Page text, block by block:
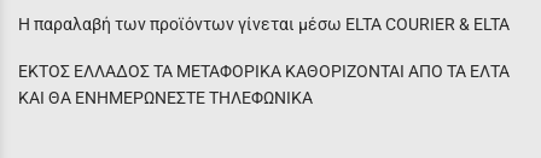
Η παραλαβή των προϊόντων γίνεται μέσω ELTA COURIER & ELTA
ΕΚΤΟΣ ΕΛΛΑΔΟΣ ΤΑ ΜΕΤΑΦΟΡΙΚΑ ΚΑΘΟΡΙΖΟΝΤΑΙ ΑΠΟ ΤΑ ΕΛΤΑ
ΚΑΙ ΘΑ ΕΝΗΜΕΡΩΝΕΣΤΕ ΤΗΛΕΦΩΝΙΚΑ